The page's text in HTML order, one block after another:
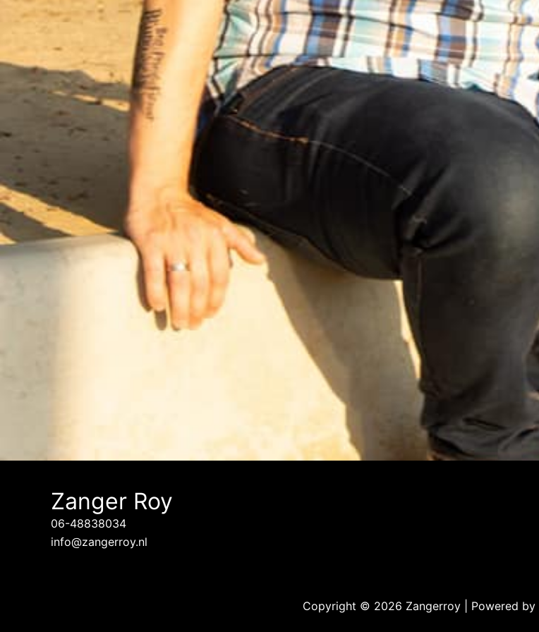
Zanger Roy
06-48838034
info@zangerroy.nl
Copyright © 2026 Zangerroy | Powered by